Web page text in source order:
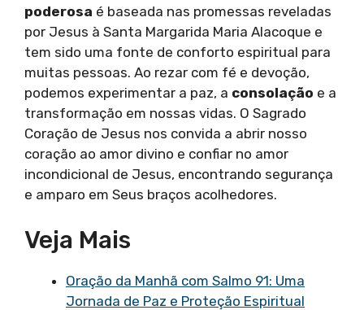
poderosa é baseada nas promessas reveladas
por Jesus à Santa Margarida Maria Alacoque e
tem sido uma fonte de conforto espiritual para
muitas pessoas. Ao rezar com fé e devoção,
podemos experimentar a paz, a consolação e a
transformação em nossas vidas. O Sagrado
Coração de Jesus nos convida a abrir nosso
coração ao amor divino e confiar no amor
incondicional de Jesus, encontrando segurança
e amparo em Seus braços acolhedores.
Veja Mais
Oração da Manhã com Salmo 91: Uma
Jornada de Paz e Proteção Espiritual